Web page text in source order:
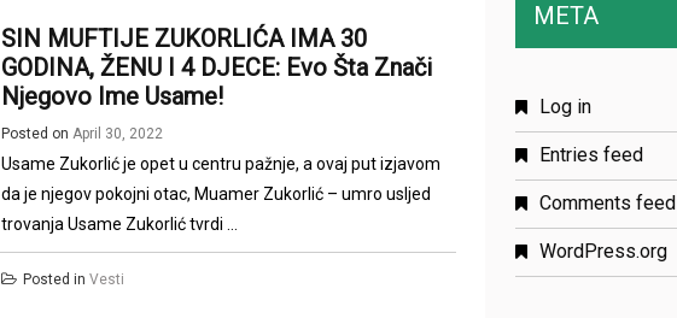
SIN MUFTIJE ZUKORLIĆA IMA 30
GODINA, ŽENU I 4 DJECE: Evo Šta Znači
Njegovo Ime Usame!
Posted onApril 30, 2022
Usame Zukorlić je opet u centru pažnje, a ovaj put izjavom
da je njegov pokojni otac, Muamer Zukorlić – umro usljed
trovanja Usame Zukorlić tvrdi ...
Posted inVesti
META
Log in
Entries feed
Comments feed
WordPress.org